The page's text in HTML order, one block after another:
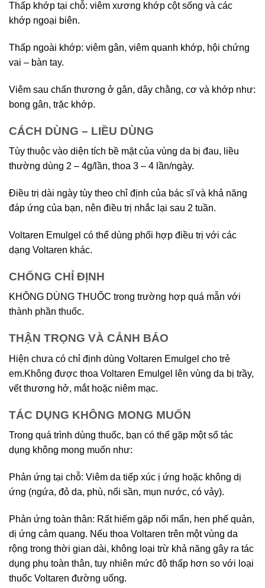
Thấp khớp tại chỗ: viêm xương khớp cột sống và các
khớp ngoại biên.
Thấp ngoài khớp: viêm gân, viêm quanh khớp, hội chứng
vai – bàn tay.
Viêm sau chấn thương ở gân, dây chằng, cơ và khớp như:
bong gân, trặc khớp.
CÁCH DÙNG – LIỀU DÙNG
Tùy thuộc vào diện tích bề mặt của vùng da bị đau, liều
thường dùng 2 – 4g/lần, thoa 3 – 4 lần/ngày.
Điều trị dài ngày tùy theo chỉ định của bác sĩ và khả năng
đáp ứng của bạn, nên điều trị nhắc lại sau 2 tuần.
Voltaren Emulgel có thể dùng phối hợp điều trị với các
dạng Voltaren khác.
CHỐNG CHỈ ĐỊNH
KHÔNG DÙNG THUỐC trong trường hợp quá mẫn với
thành phần thuốc.
THẬN TRỌNG VÀ CẢNH BÁO
Hiện chưa có chỉ định dùng Voltaren Emulgel cho trẻ
em.Không được thoa Voltaren Emulgel lên vùng da bị trầy,
vết thương hở, mắt hoặc niêm mạc.
TÁC DỤNG KHÔNG MONG MUỐN
Trong quá trình dùng thuốc, bạn có thể gặp một số tác
dụng không mong muốn như:
Phản ứng tại chỗ: Viêm da tiếp xúc ị ứng hoặc không dị
ứng (ngứa, đỏ da, phù, nổi sần, mụn nước, có vảy).
Phản ứng toàn thân: Rất hiếm gặp nổi mẩn, hen phế quản,
dị ứng cảm quang. Nếu thoa Voltaren trên một vùng da
rộng trong thời gian dài, không loại trừ khả năng gây ra tác
dụng phụ toàn thân, tuy nhiên mức độ thấp hơn so với loại
thuốc Voltaren đường uống.